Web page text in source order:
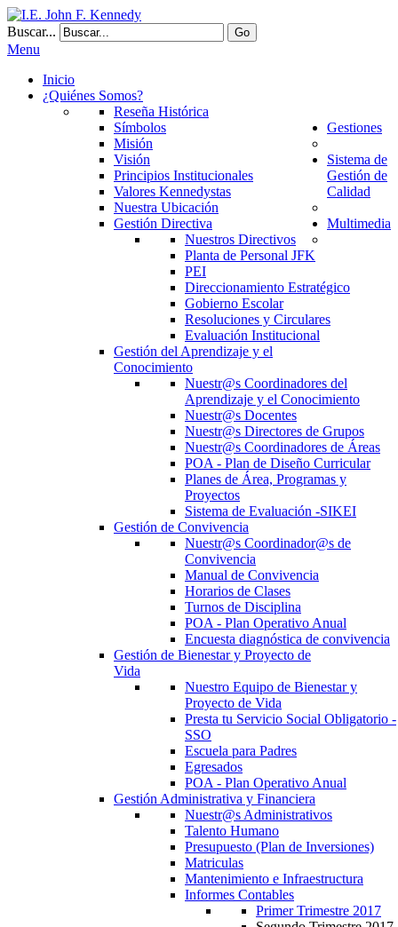
Buscar... Go
Menu
Inicio
¿Quiénes Somos?
Reseña Histórica
Símbolos
Misión
Visión
Principios Institucionales
Valores Kennedystas
Nuestra Ubicación
Gestiones
Gestión Directiva
Nuestros Directivos
Planta de Personal JFK
PEI
Direccionamiento Estratégico
Gobierno Escolar
Resoluciones y Circulares
Evaluación Institucional
Gestión del Aprendizaje y el
Conocimiento
Nuestr@s Coordinadores del
Aprendizaje y el Conocimiento
Nuestr@s Docentes
Nuestr@s Directores de Grupos
Nuestr@s Coordinadores de Áreas
POA - Plan de Diseño Curricular
Planes de Área, Programas y
Proyectos
Sistema de Evaluación -SIKEI
Gestión de Convivencia
Nuestr@s Coordinador@s de
Convivencia
Manual de Convivencia
Horarios de Clases
Turnos de Disciplina
POA - Plan Operativo Anual
Encuesta diagnóstica de convivencia
Gestión de Bienestar y Proyecto de
Vida
Nuestro Equipo de Bienestar y
Proyecto de Vida
Presta tu Servicio Social Obligatorio -
SSO
Escuela para Padres
Egresados
POA - Plan Operativo Anual
Gestión Administrativa y Financiera
Nuestr@s Administrativos
Talento Humano
Presupuesto (Plan de Inversiones)
Matriculas
Mantenimiento e Infraestructura
Informes Contables
Primer Trimestre 2017
Sistema de
Gestión de
Calidad
Multimedia